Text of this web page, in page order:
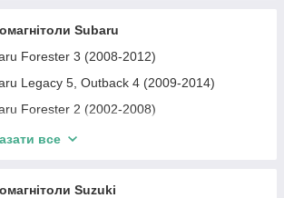
Volkswagen Passat
Volkswagen Touareg
Volkswagen Golf
Volkswagen Jetta
Volkswagen Caddy
Volkswagen Multivan
Subaru
Forester 3 (2008-2012)
Legacy 5, Outback 4 (2009-2014)
Forester 2 (2002-2008)
Forester 4 (2012-2018)
Legacy 4, Outback 3 (2003-2009)
все
Suzuki